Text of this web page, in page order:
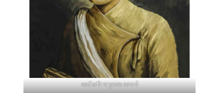
आदीकवि भानुभक्त आचार्य